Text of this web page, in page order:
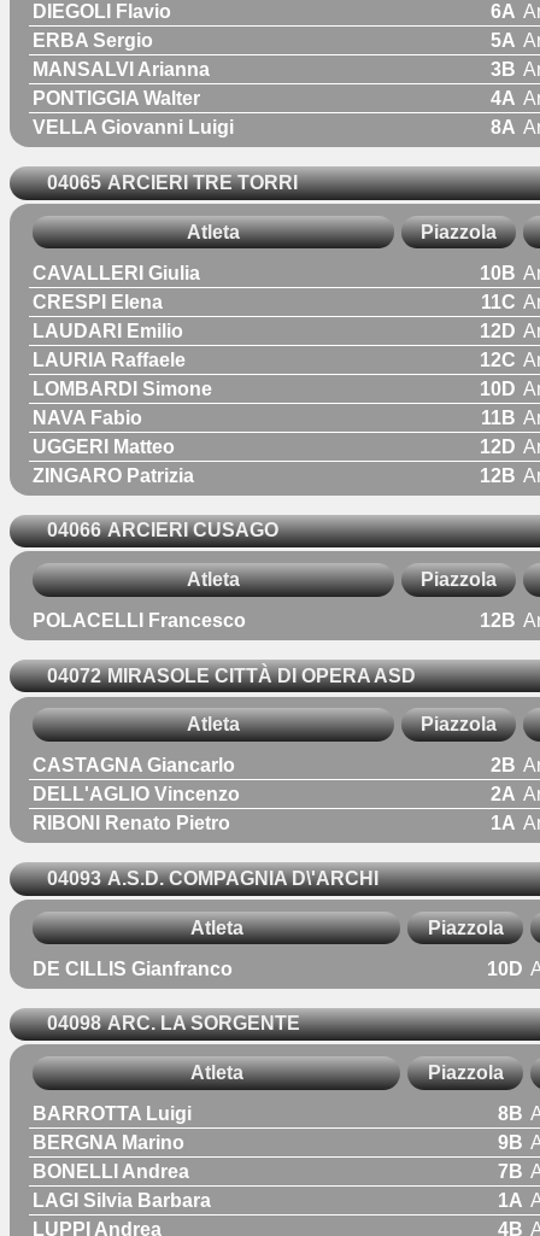
DIEGOLI Flavio
6A
ERBA Sergio
5A
MANSALVI Arianna
3B
PONTIGGIA Walter
4A
VELLA Giovanni Luigi
8A
04065 ARCIERI TRE TORRI
Atleta Piazzola
CAVALLERI Giulia 10B
CRESPI Elena
11C
LAUDARI Emilio
12D
LAURIA Raffaele
12C
LOMBARDI Simone
10D
NAVA Fabio
11B
UGGERI Matteo
12D
ZINGARO Patrizia
12B
04066 ARCIERI CUSAGO
Atleta Piazzola
POLACELLI Francesco 12B
04072 MIRASOLE CITTÀ DI OPERA ASD
Atleta Piazzola
CASTAGNA Giancarlo 2B
DELL'AGLIO Vincenzo
2A
RIBONI Renato Pietro
1A
04093 A.S.D. COMPAGNIA D\'ARCHI
Atleta Piazzola
DE CILLIS Gianfranco 10D
04098 ARC. LA SORGENTE
Atleta Piazzola
BARROTTA Luigi 8B
BERGNA Marino
9B
BONELLI Andrea
7B
LAGI Silvia Barbara
1A
LUPPI Andrea
4B